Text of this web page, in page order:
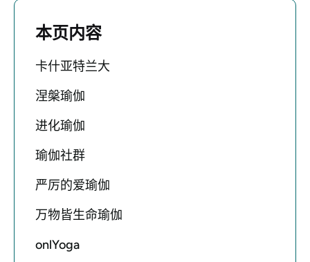
本页内容
卡什亚特兰大
涅槃瑜伽
进化瑜伽
瑜伽社群
严厉的爱瑜伽
万物皆生命瑜伽
onlYoga